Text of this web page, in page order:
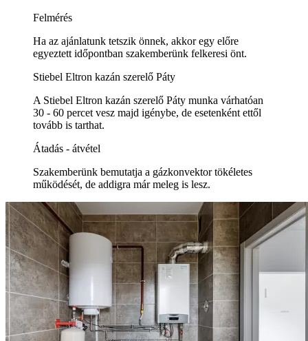
Felmérés
Ha az ajánlatunk tetszik önnek, akkor egy előre
egyeztett időpontban szakemberünk felkeresi önt.
Stiebel Eltron kazán szerelő Páty
A Stiebel Eltron kazán szerelő Páty munka várhatóan
30 - 60 percet vesz majd igénybe, de esetenként ettől
tovább is tarthat.
Átadás - átvétel
Szakemberünk bemutatja a gázkonvektor tökéletes
működését, de addigra már meleg is lesz.